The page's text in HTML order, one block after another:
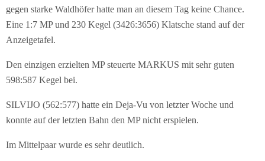
gegen starke Waldhöfer hatte man an diesem Tag keine Chance.
Eine 1:7 MP und 230 Kegel (3426:3656) Klatsche stand auf der
Anzeigetafel.
Den einzigen erzielten MP steuerte MARKUS mit sehr guten
598:587 Kegel bei.
SILVIJO (562:577) hatte ein Deja-Vu von letzter Woche und
konnte auf der letzten Bahn den MP nicht erspielen.
Im Mittelpaar wurde es sehr deutlich.